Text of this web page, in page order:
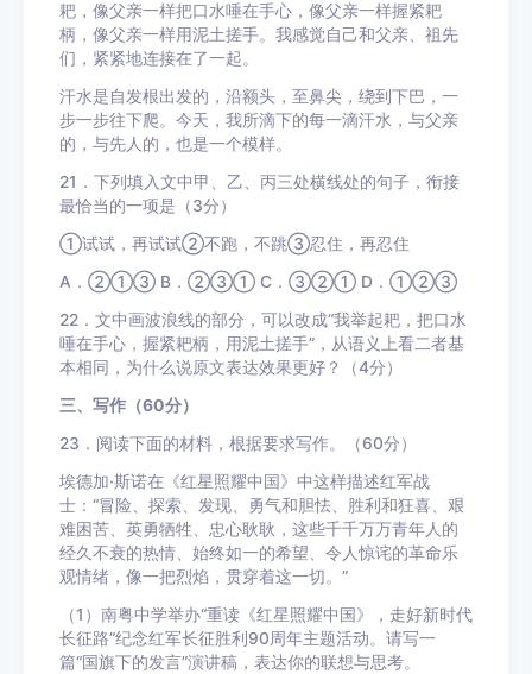
耙，像父亲一样把口水唾在手心，像父亲一样握紧耙
柄，像父亲一样用泥土搓手。我感觉自己和父亲、祖先
们，紧紧地连接在了一起。
汗水是自发根出发的，沿额头，至鼻尖，绕到下巴，一
步一步往下爬。今天，我所滴下的每一滴汗水，与父亲
的，与先人的，也是一个模样。
21．下列填入文中甲、乙、丙三处横线处的句子，衔接
最恰当的一项是（3分）
①试试，再试试②不跑，不跳③忍住，再忍住
A．②①③ B．②③① C．③②① D．①②③
22．文中画波浪线的部分，可以改成“我举起耙，把口水
唾在手心，握紧耙柄，用泥土搓手”，从语义上看二者基
本相同，为什么说原文表达效果更好？（4分）
三、写作（60分）
23．阅读下面的材料，根据要求写作。（60分）
埃德加·斯诺在《红星照耀中国》中这样描述红军战
士：“冒险、探索、发现、勇气和胆怯、胜利和狂喜、艰
难困苦、英勇牺牲、忠心耿耿，这些千千万万青年人的
经久不衰的热情、始终如一的希望、令人惊诧的革命乐
观情绪，像一把烈焰，贯穿着这一切。”
（1）南粤中学举办“重读《红星照耀中国》，走好新时代
长征路”纪念红军长征胜利90周年主题活动。请写一
篇“国旗下的发言”演讲稿，表达你的联想与思考。